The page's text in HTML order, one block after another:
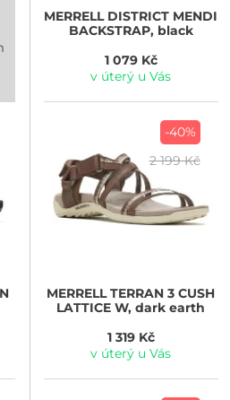
MERRELLDISTRICT MENDI
BACKSTRAP, black
1 079 Kč
v úterý u Vás
-40%
2 199 Kč
MERRELLTERRAN 3 CUSH
LATTICE W, dark earth
1 319 Kč
v úterý u Vás